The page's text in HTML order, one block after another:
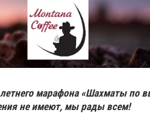
марафона «Шахматы по
не имеют, мы рады всем!